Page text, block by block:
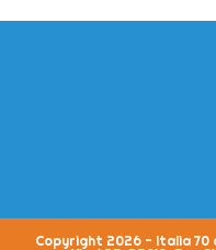
Copyright 2026 - Italia 70